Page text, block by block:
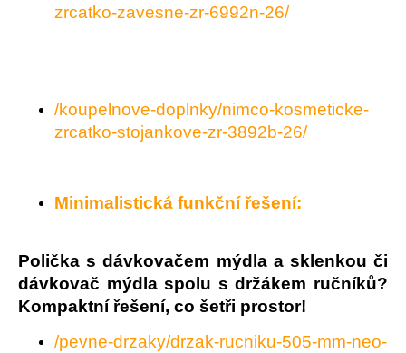
zrcatko-zavesne-zr-6992n-26/
/koupelnove-doplnky/nimco-kosmeticke-
zrcatko-stojankove-zr-3892b-26/
Minimalistická funkční řešení:
Polička s dávkovačem mýdla a sklenkou či
dávkovač mýdla spolu s držákem ručníků?
Kompaktní řešení, co šetři prostor!
/pevne-drzaky/drzak-rucniku-505-mm-neo-